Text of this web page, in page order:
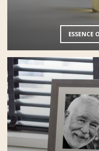
ESSENCE